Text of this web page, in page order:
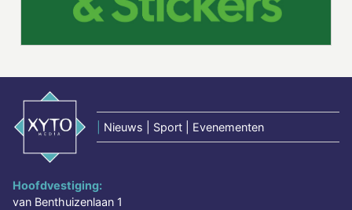
Nieuws | Sport | Evenementen
Hoofdvestiging:
van Benthuizenlaan 1